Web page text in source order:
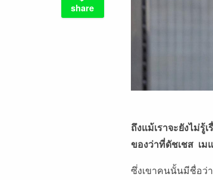
share
ถึงแม้เราจะยังไม่รู้
ของว่าที่ดัชเชส เม
ซึ่งเขาคนนั้นมีชื่อว่า